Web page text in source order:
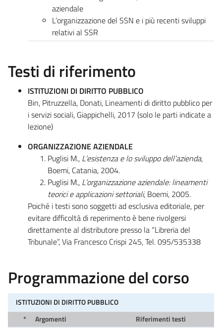
aziendale
L’organizzazione del SSN e i più recenti sviluppi
relativi al SSR
Testi di riferimento
ISTITUZIONI DI DIRITTO PUBBLICO
Bin, Pitruzzella, Donati, Lineamenti di diritto pubblico per
i servizi sociali, Giappichelli, 2017 (solo le parti indicate a
lezione)
ORGANIZZAZIONE AZIENDALE
Puglisi M., L’esistenza e lo sviluppo dell’azienda,
Boemi, Catania, 2004.
Puglisi M., L’organizzazione aziendale: lineamenti
teorici e applicazioni settoriali, Boemi, 2005.
Poiché i testi sono soggetti ad esclusiva editoriale, per
evitare difficoltà di reperimento è bene rivolgersi
direttamente al distributore presso la “Libreria del
Tribunale”, Via Francesco Crispi 245, Tel. 095/535338
Programmazione del corso
ISTITUZIONI DI DIRITTO PUBBLICO
*
Argomenti
Riferimenti testi